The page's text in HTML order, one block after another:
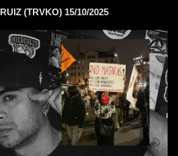
(TRVKO) 15/10/2025